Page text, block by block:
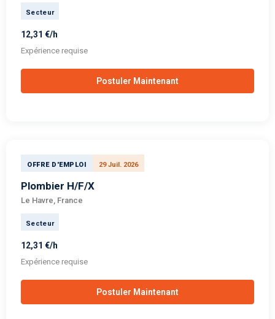
Secteur
12,31 €/h
Expérience requise
Postuler Maintenant
OFFRE D'EMPLOI 29 Juil. 2026
Plombier H/F/X
Le Havre, France
Secteur
12,31 €/h
Expérience requise
Postuler Maintenant